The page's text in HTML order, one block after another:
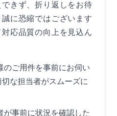
きず、折り返しをお待
に恐縮ではございます
応品質の向上を見込ん
のご用件を事前にお伺い
な担当者がスムーズに
が事前に状況を確認した